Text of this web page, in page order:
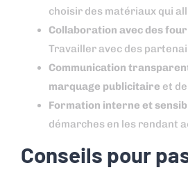
choisir des matériaux qui
Collaboration avec des
Travailler avec des
Communication
marquage publicitaire et de
Formation interne et
démarches en les rendant
Conseils pour